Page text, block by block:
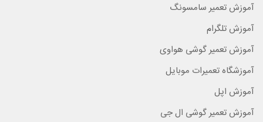
آموزش تعمیر سامسونگ
آموزش تلگرام
آموزش تعمیر گوشی هواوی
آموزشگاه تعمیرات موبایل
آموزش اپل
آموزش تعمیر گوشی ال جی